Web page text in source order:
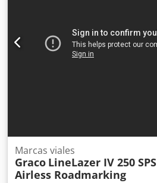
Marcas viales
Graco LineLazer IV 250 SPS
Airless Roadmarking